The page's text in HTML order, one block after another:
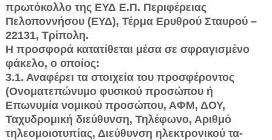
πρωτόκολλο της ΕΥΔ Ε.Π. Περιφέρειας
Πελοποννήσου (ΕΥΔ), Τέρμα Ερυθρού Σταυρού –
22131, Τρίπολη.
Η προσφορά κατατίθεται μέσα σε σφραγισμένο
φάκελο, ο οποίος:
3.1. Αναφέρει τα στοιχεία του προσφέροντος
(Ονοματεπώνυμο φυσικού προσώπου ή
Επωνυμία νομικού προσώπου, ΑΦΜ, ΔΟΥ,
Ταχυδρομική διεύ­θυνση, Τηλέφωνο, Αριθμό
τηλεομοιοτυπίας, Διεύθυνση ηλεκτρονικού τα­